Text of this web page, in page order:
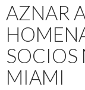
AZNAR
SOCIOS
MIAMI